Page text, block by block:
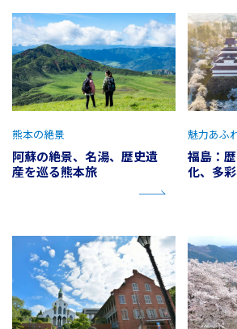
阿蘇の絶景、名湯、歴史遺
産を巡る熊本旅
熊本の絶景
福島：
化、多
魅力あふ